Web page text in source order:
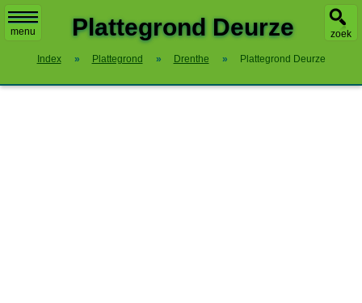
menu zoek
Plattegrond Deurze
Index » Plattegrond » Drenthe » Plattegrond Deurze